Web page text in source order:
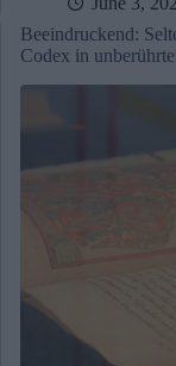
Beeindruckend:
Codex in